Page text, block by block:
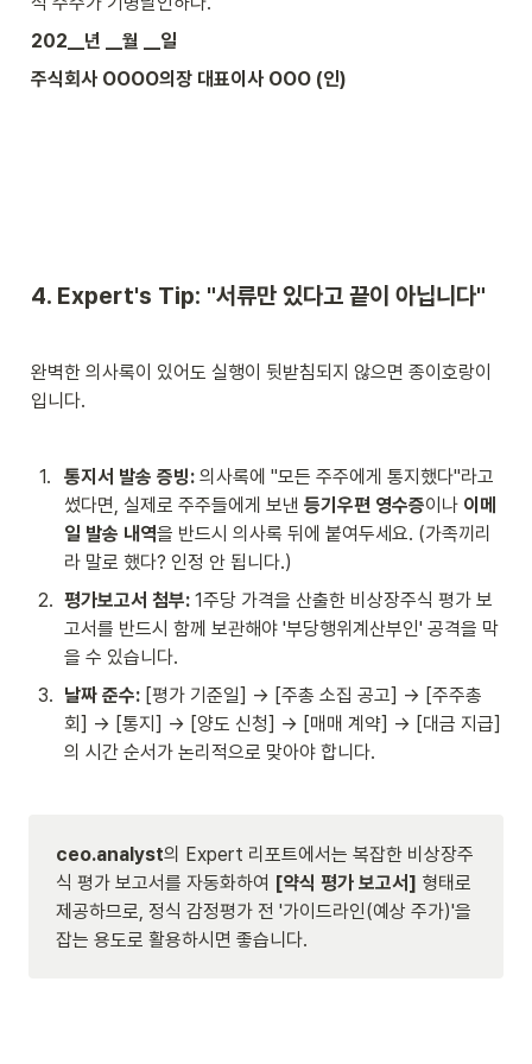
202__년 __월 __일
주식회사 OOOO의장 대표이사 OOO (인)
4. Expert's Tip: "서류만 있다고 끝이 아닙니다"
완벽한 의사록이 있어도 실행이 뒷받침되지 않으면 종이호랑이
입니다.
1. 통지서 발송 증빙: 의사록에 "모든 주주에게 통지했다"라고
썼다면, 실제로 주주들에게 보낸 등기우편 영수증이나 이메
일 발송 내역을 반드시 의사록 뒤에 붙여두세요. (가족끼리
라 말로 했다? 인정 안 됩니다.)
2. 평가보고서 첨부: 1주당 가격을 산출한 비상장주식 평가 보
고서를 반드시 함께 보관해야 '부당행위계산부인' 공격을 막
을 수 있습니다.
3. 날짜 준수: [평가 기준일] → [주총 소집 공고] → [주주총
회] → [통지] → [양도 신청] → [매매 계약] → [대금 지급]
의 시간 순서가 논리적으로 맞아야 합니다.
ceo.analyst의 Expert 리포트에서는 복잡한 비상장주
식 평가 보고서를 자동화하여 [약식 평가 보고서] 형태로
제공하므로, 정식 감정평가 전 '가이드라인(예상 주가)'을
잡는 용도로 활용하시면 좋습니다.